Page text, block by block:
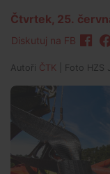
Čtvrtek, 25.
Diskutuj na FB
Autoři ČTK | Foto HZS